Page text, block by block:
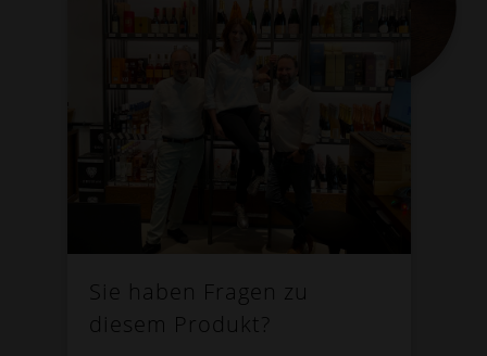
Sie haben Fragen zu
diesem Produkt?